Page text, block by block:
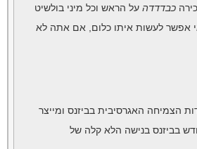
כבדדדה על הראש וכל מיני בולשיט
אפשר לעשות איתו כלום, אם אתה לא
הצמיחה האגרסיבית בביזנס ומייצר
שקל בחודש בביזנס בנישה הלא קלה של